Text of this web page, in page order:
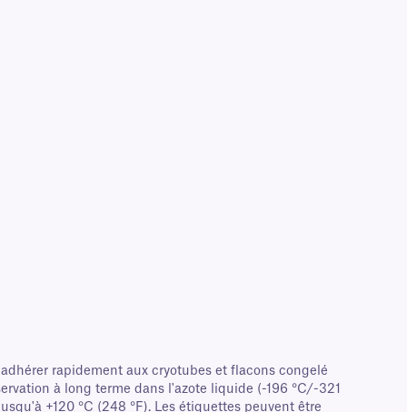
rapidement aux cryotubes et flacons congelé
à long terme dans l'azote liquide (-196 °C/-321
+120 °C (248 °F). Les étiquettes peuvent être